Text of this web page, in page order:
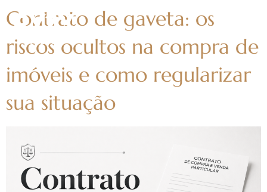
Contrato de gaveta: os
riscos ocultos na compra de
imóveis e como regularizar
sua situação